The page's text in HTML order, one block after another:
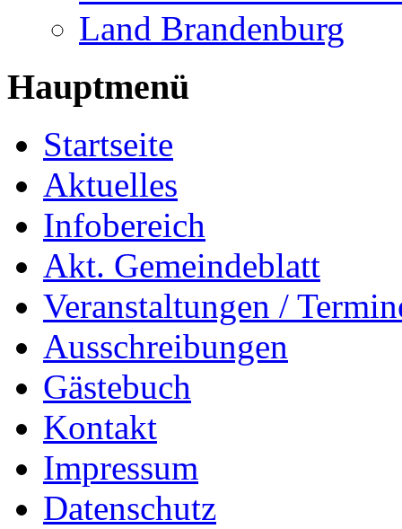
Land Brandenburg
Hauptmenü
Startseite
Aktuelles
Infobereich
Akt. Gemeindeblatt
Veranstaltungen /
Ausschreibungen
Gästebuch
Kontakt
Impressum
Datenschutz